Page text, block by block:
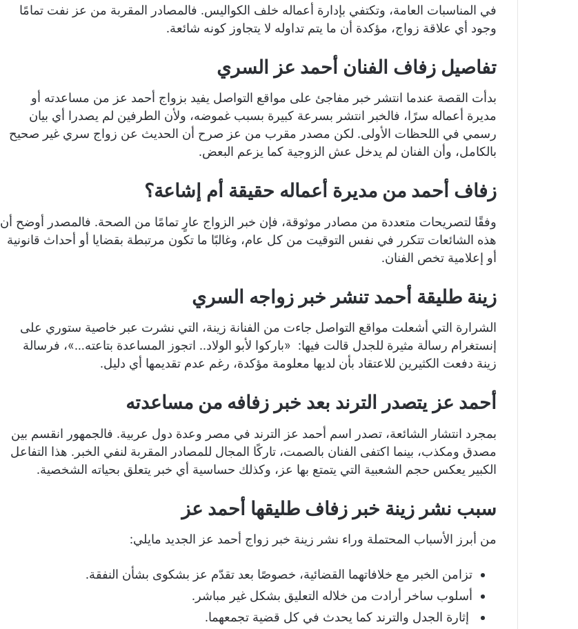
في المناسبات العامة، وتكتفي بإدارة أعماله خلف الكواليس. فالمصادر المقربة من عز نفت تمامًا
وجود أي علاقة زواج، مؤكدة أن ما يتم تداوله لا يتجاوز كونه شائعة.
تفاصيل زفاف الفنان أحمد عز السري
بدأت القصة عندما انتشر خبر مفاجئ على مواقع التواصل يفيد بزواج أحمد عز من مساعدته أو
مديرة أعماله سرًا، فالخبر انتشر بسرعة كبيرة بسبب غموضه، ولأن الطرفين لم يصدرا أي بيان
رسمي في اللحظات الأولى. لكن مصدر مقرب من عز صرح أن الحديث عن زواج سري غير صحيح
بالكامل، وأن الفنان لم يدخل عش الزوجية كما يزعم البعض.
زفاف أحمد من مديرة أعماله حقيقة أم إشاعة؟
وفقًا لتصريحات متعددة من مصادر موثوقة، فإن خبر الزواج عارٍ تمامًا من الصحة. فالمصدر أوضح أن
هذه الشائعات تتكرر في نفس التوقيت من كل عام، وغالبًا ما تكون مرتبطة بقضايا أو أحداث قانونية
أو إعلامية تخص الفنان.
زينة طليقة أحمد تنشر خبر زواجه السري
الشرارة التي أشعلت مواقع التواصل جاءت من الفنانة زينة، التي نشرت عبر خاصية ستوري على
إنستغرام رسالة مثيرة للجدل قالت فيها: «باركوا لأبو الولاد.. اتجوز المساعدة بتاعته…»، فرسالة
زينة دفعت الكثيرين للاعتقاد بأن لديها معلومة مؤكدة، رغم عدم تقديمها أي دليل.
أحمد عز يتصدر الترند بعد خبر زفافه من مساعدته
بمجرد انتشار الشائعة، تصدر اسم أحمد عز الترند في مصر وعدة دول عربية. فالجمهور انقسم بين
مصدق ومكذب، بينما اكتفى الفنان بالصمت، تاركًا المجال للمصادر المقربة لنفي الخبر. هذا التفاعل
الكبير يعكس حجم الشعبية التي يتمتع بها عز، وكذلك حساسية أي خبر يتعلق بحياته الشخصية.
سبب نشر زينة خبر زفاف طليقها أحمد عز
من أبرز الأسباب المحتملة وراء نشر زينة خبر زواج أحمد عز الجديد مايلي:
تزامن الخبر مع خلافاتهما القضائية، خصوصًا بعد تقدّم عز بشكوى بشأن النفقة.
أسلوب ساخر أرادت من خلاله التعليق بشكل غير مباشر.
إثارة الجدل والترند كما يحدث في كل قضية تجمعهما.